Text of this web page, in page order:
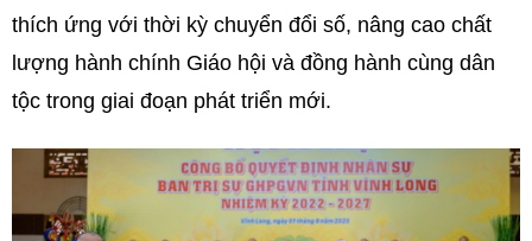
thích ứng với thời kỳ chuyển đổi số, nâng cao chất
lượng hành chính Giáo hội và đồng hành cùng dân
tộc trong giai đoạn phát triển mới.